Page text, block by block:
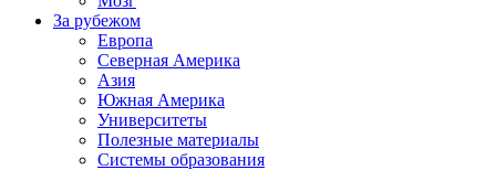
За рубежом
Европа
Северная Америка
Азия
Южная Америка
Университеты
Полезные материалы
Системы образования